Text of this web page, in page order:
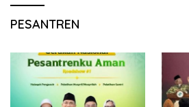
PESANTREN